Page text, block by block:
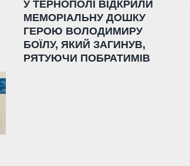
У ТЕРНОПОЛІ ВІДКРИЛИ
МЕМОРІАЛЬНУ ДОШКУ
ГЕРОЮ ВОЛОДИМИРУ
БОЇЛУ, ЯКИЙ ЗАГИНУВ,
РЯТУЮЧИ ПОБРАТИМІВ